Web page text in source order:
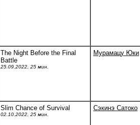
The Night Before the Final
Battle
25.09.2022, 25 мин.
Мурамацу Юки
Slim Chance of Survival
02.10.2022, 25 мин.
Сэкинэ Сатоко